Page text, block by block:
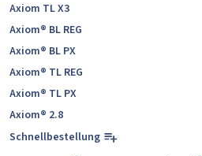
Axiom TL X3
Axiom® BL REG
Axiom® BL PX
Axiom® TL REG
Axiom® TL PX
Axiom® 2.8
Schnellbestellung